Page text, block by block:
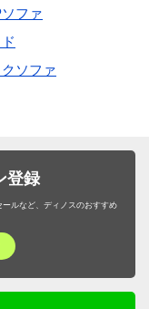
ファ
ソファ
登録
ルなど、ディノスのおすすめ